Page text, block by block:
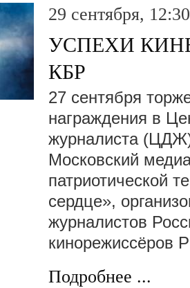
29 сентября,
УСПЕХИ
КБР
27 сентября
награждения в
журналиста
Московский
патриотической
сердце»,
журналистов
кинорежиссёров
Подробнее ...